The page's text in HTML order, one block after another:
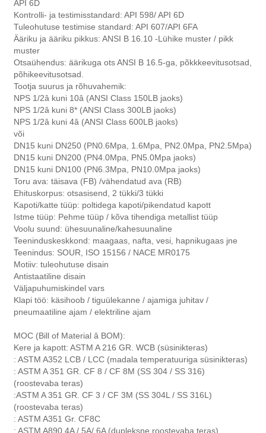
API 6D
Kontrolli- ja testimisstandard: API 598/ API 6D
Tuleohutuse testimise standard: API 607/API 6FA
Ääriku ja ääriku pikkus: ANSI B 16.10 -Lühike muster / pikk
muster
Otsaühendus: äärikuga ots ANSI B 16.5-ga, põkkkeevitusotsad,
põhikeevitusotsad.
Tootja suurus ja rõhuvahemik:
NPS 1/2â kuni 10â (ANSI Class 150LB jaoks)
NPS 1/2â kuni 8* (ANSI Class 300LB jaoks)
NPS 1/2â kuni 4â (ANSI Class 600LB jaoks)
või
DN15 kuni DN250 (PN0.6Mpa, 1.6Mpa, PN2.0Mpa, PN2.5Mpa)
DN15 kuni DN200 (PN4.0Mpa, PN5.0Mpa jaoks)
DN15 kuni DN100 (PN6.3Mpa, PN10.0Mpa jaoks)
Toru ava: täisava (FB) /vähendatud ava (RB)
Ehituskorpus: otsasisend, 2 tükki/3 tükki
Kapoti/katte tüüp: poltidega kapoti/pikendatud kapott
Istme tüüp: Pehme tüüp / kõva tihendiga metallist tüüp
Voolu suund: ühesuunaline/kahesuunaline
Teeninduskeskkond: maagaas, nafta, vesi, hapnikugaas jne
Teenindus: SOUR, ISO 15156 / NACE MR0175
Motiiv: tuleohutuse disain
Antistaatiline disain
Väljapuhumiskindel vars
Klapi töö: käsihoob / tiguülekanne / ajamiga juhitav /
pneumaatiline ajam / elektriline ajam
MOC (Bill of Material â BOM):
Kere ja kapott: ASTM A 216 GR. WCB (süsinikteras)
: ASTM A352 LCB / LCC (madala temperatuuriga süsinikteras)
: ASTM A 351 GR. CF 8 / CF 8M (SS 304 / SS 316)
(roostevaba teras)
:ASTM A 351 GR. CF 3 / CF 3M (SS 304L / SS 316L)
(roostevaba teras)
: ASTM A351 Gr. CF8C
: ASTM A890 4A / 5A/ 6A (dupleksne roostevaba teras)